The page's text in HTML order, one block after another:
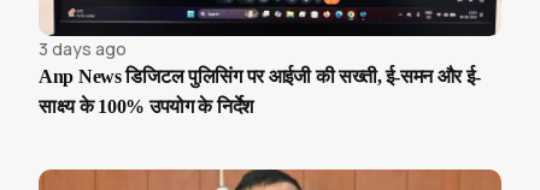
3 days ago
Anp News डिजिटल पुलिसिंग पर आईजी की सख्ती, ई-समन और ई-
साक्ष्य के 100% उपयोग के निर्देश